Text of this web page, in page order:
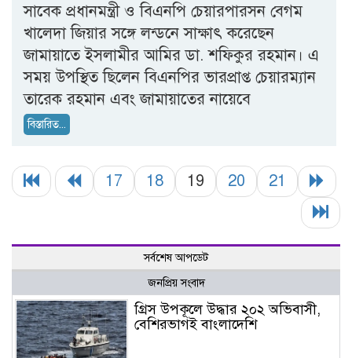
সাবেক প্রধানমন্ত্রী ও বিএনপি চেয়ারপারসন বেগম
খালেদা জিয়ার সঙ্গে লন্ডনে সাক্ষাৎ করেছেন
জামায়াতে ইসলামীর আমির ডা. শফিকুর রহমান। এ
সময় উপস্থিত ছিলেন বিএনপির ভারপ্রাপ্ত চেয়ারম্যান
তারেক রহমান এবং জামায়াতের নায়েবে
বিস্তারিত...
17 18 19 20 21
সর্বশেষ আপডেট
জনপ্রিয় সংবাদ
গ্রিস উপকূলে উদ্ধার ২০২ অভিবাসী,
বেশিরভাগই বাংলাদেশি